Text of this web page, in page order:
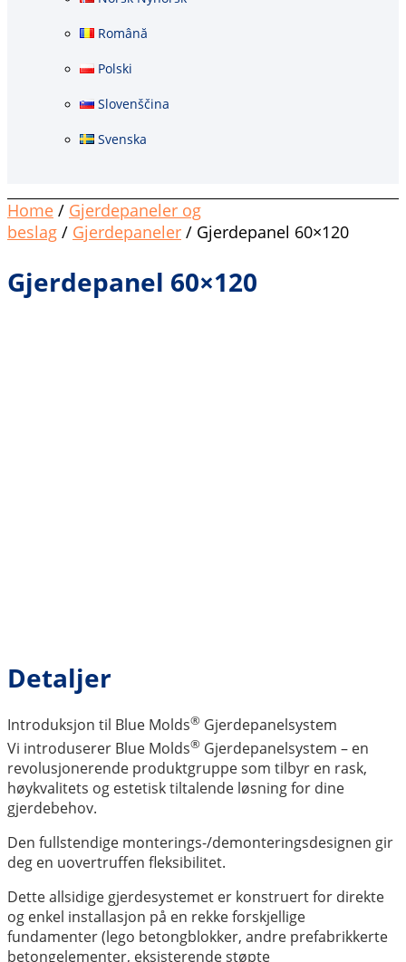
Română
Polski
Slovenščina
Svenska
Home / Gjerdepaneler og
beslag / Gjerdepaneler / Gjerdepanel 60×120
Gjerdepanel 60×120
Detaljer
Introduksjon til Blue Molds® Gjerdepanelsystem
Vi introduserer Blue Molds® Gjerdepanelsystem – en
revolusjonerende produktgruppe som tilbyr en rask,
høykvalitets og estetisk tiltalende løsning for dine
gjerdebehov.
Den fullstendige monterings-/demonteringsdesignen gir
deg en uovertruffen fleksibilitet.
Dette allsidige gjerdesystemet er konstruert for direkte
og enkel installasjon på en rekke forskjellige
fundamenter (lego betongblokker, andre prefabrikkerte
betongelementer, eksisterende støpte